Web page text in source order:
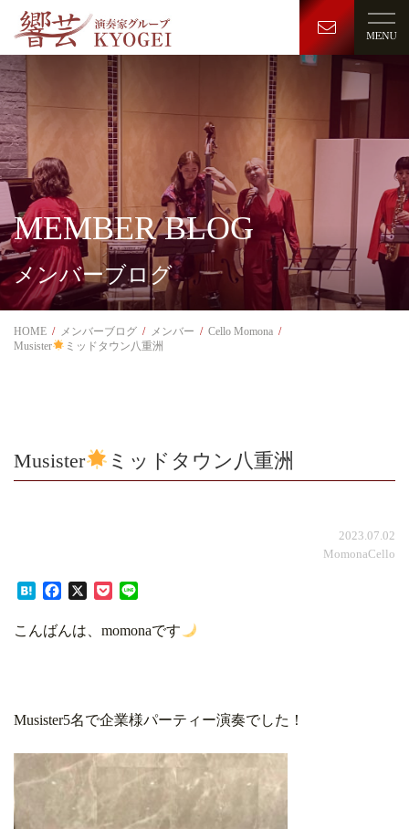
MEMBER BLOG
メンバーブログ
HOME メンバーブログ メンバー
Cello Momona
Musister
ミッドタウン八重洲
Musister ミッドタウン八重洲
2023.07.02
MomonaCello
HatenaFacebook
X Pocket
こんばんは、momonaです
Musister5名で企業様パーティー演奏でした！